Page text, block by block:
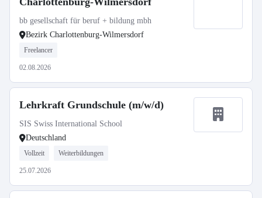
bb gesellschaft für beruf + bildung mbh
Bezirk Charlottenburg-Wilmersdorf
Freelancer
02.08.2026
Lehrkraft Grundschule (m/w/d)
SIS Swiss International School
Deutschland
Vollzeit Weiterbildungen
25.07.2026